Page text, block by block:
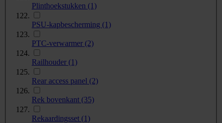
Plinthoekstukken (1)
PSU-kapbescherming (1)
PTC-verwarmer (2)
Railhouder (1)
Rear access panel (2)
Rek bovenkant (35)
Rekaardingsset (1)